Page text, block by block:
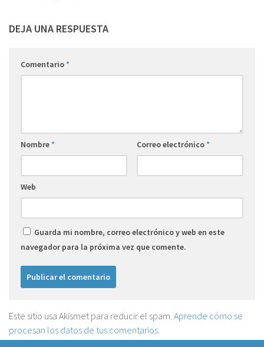
DEJA UNA RESPUESTA
Comentario*
Nombre* Correo electrónico*
Web
Guarda mi nombre, correo electrónico y web en este
navegador para la próxima vez que comente.
Este sitio usa Akismet para reducir el spam. Aprende cómo se
procesan los datos de tus comentarios.